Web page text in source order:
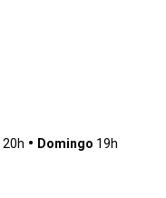
20h Domingo 19h